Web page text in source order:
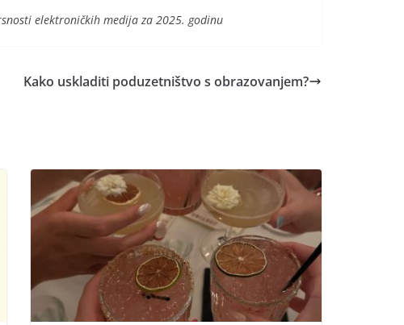
elektroničkih medija za 2025. godinu
Kako uskladiti poduzetništvo s obrazovanjem?